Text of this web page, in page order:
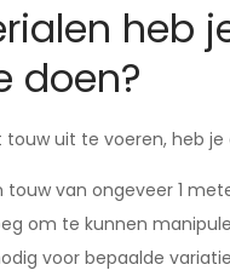
heb
doen?
uit te voeren, heb je
touw van ongeveer 1
om te kunnen
voor bepaalde